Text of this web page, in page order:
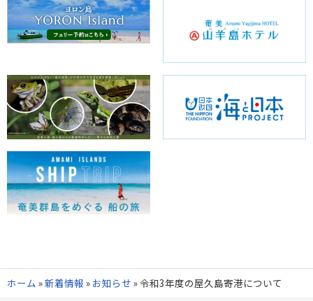
ホーム »新着情報 » お知らせ » 令和3年度の屋久島寄港について